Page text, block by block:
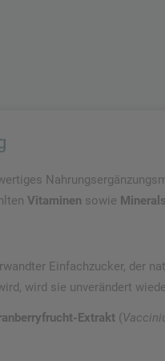
Vitaminen sowie
Einfachzucker, der
wird sie unverändert
Extrakt (